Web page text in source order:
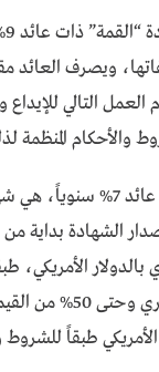
“القمة”ذات عائد
ويصرف العائد
التالي
والأحكام المنظمة
سنوياً، هي
الشهادة بداية من
الأمريكي،
وحتى
من
طبقاً للشروط